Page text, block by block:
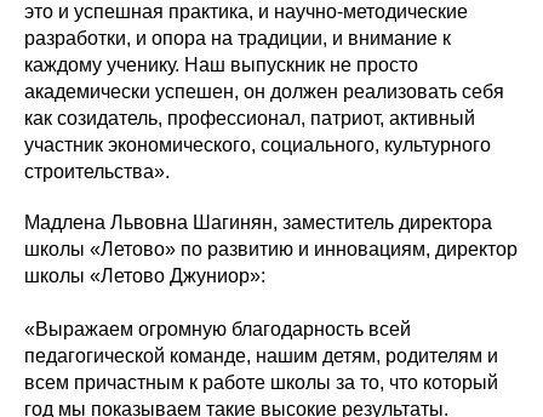
это и успешная практика, и научно-методические
разработки, и опора на традиции, и внимание к
каждому ученику. Наш выпускник не просто
академически успешен, он должен реализовать себя
как созидатель, профессионал, патриот, активный
участник экономического, социального, культурного
строительства».
Мадлена Львовна Шагинян, заместитель директора
школы «Летово» по развитию и инновациям, директор
школы «Летово Джуниор»:
«Выражаем огромную благодарность всей
педагогической команде, нашим детям, родителям и
всем причастным к работе школы за то, что который
год мы показываем такие высокие результаты.